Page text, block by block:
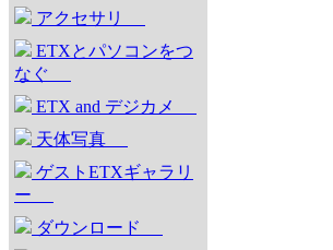
アクセサリ
ETXとパソコンをつ
なぐ
ETX and デジカメ
天体写真
ゲストETXギャラリ
ー
ダウンロード